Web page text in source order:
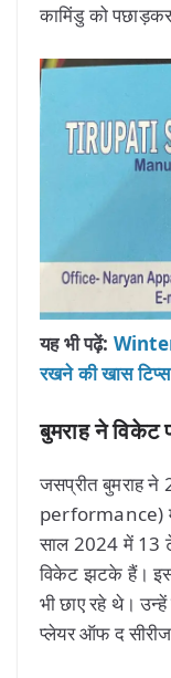
कामिंडु को
यह भी पढ़ें: Winter
रखने की खास टिप्स
बुमराह ने विकेट
जसप्रीत बुमराह
performance) में
साल 2024 में 13
विकेट झटके हैं।
भी छाए रहे थे।
प्लेयर ऑफ द सीरीज